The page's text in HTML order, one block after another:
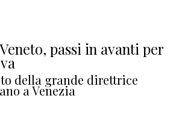
passi in avanti per
della grande direttrice
a Venezia